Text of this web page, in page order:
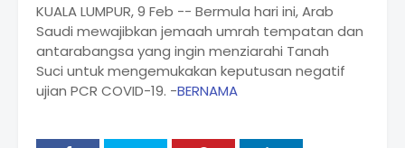
KUALA LUMPUR, 9 Feb -- Bermula hari ini, Arab
Saudi mewajibkan jemaah umrah tempatan dan
antarabangsa yang ingin menziarahi Tanah
Suci untuk mengemukakan keputusan negatif
ujian PCR COVID-19. -BERNAMA